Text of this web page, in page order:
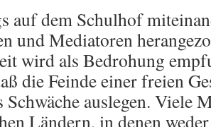
auf dem Schulhof
und Mediatoren
wird als Bedrohung
die Feinde einer freien
Schwäche auslegen. Viele
Ländern, in denen